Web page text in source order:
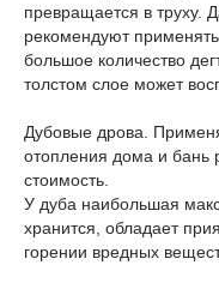
превращается в труху.
рекомендуют
большое количество
толстом слое может
Дубовые дрова.
отопления дома и бань
стоимость.
У дуба наибольшая
хранится, обладает
горении вредных